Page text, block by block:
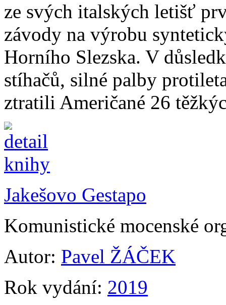
ze svých italských letišť
závody na výrobu
Horního Slezska. V
stíhačů, silné palby
ztratili Američané 26
Jakešovo Gestapo
Komunistické mocenské
Autor: Pavel ŽÁČEK
Rok vydání: 2019